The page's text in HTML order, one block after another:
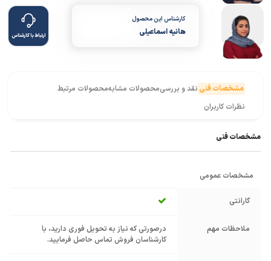
کارشناس این محصول
هانیه اسماعیلی ارتباط با کارشناس
مشخصات فنی نقد و بررسیمحصولات مشابهمحصولات مرتبط
نظرات کاربران
مشخصات فنی
مشخصات عمومی
گارانتی
ملاحظات مهم
درصورتی که نیاز به تحویل فوری دارید، با
کارشناسان فروش تماس حاصل فرمایید.